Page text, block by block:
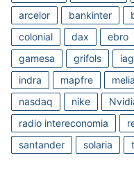
arcelor
bankinter
colonial
dax ebro
gamesa
grifols iag
indra
mapfre melia
nasdaq
nike
radio intereconomia
santander
solaria